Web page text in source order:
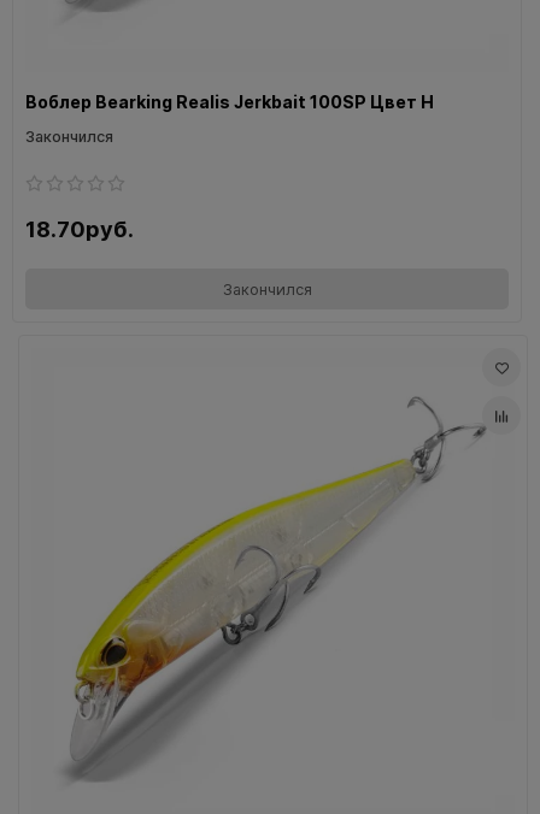
Воблер Bearking Realis Jerkbait 100SP Цвет H
Закончился
18.70руб.
Закончился